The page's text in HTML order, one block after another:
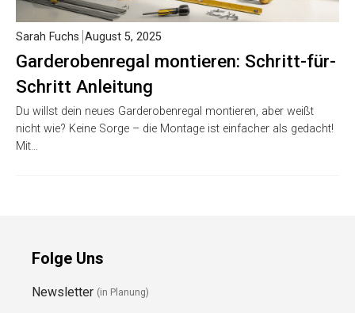
Garderobenregal montieren: Schritt-für-
Schritt Anleitung
Sarah Fuchs August 5, 2025
Du willst dein neues Garderobenregal montieren, aber weißt
nicht wie? Keine Sorge – die Montage ist einfacher als gedacht!
Mit…
Folge Uns
Newsletter (in Planung)